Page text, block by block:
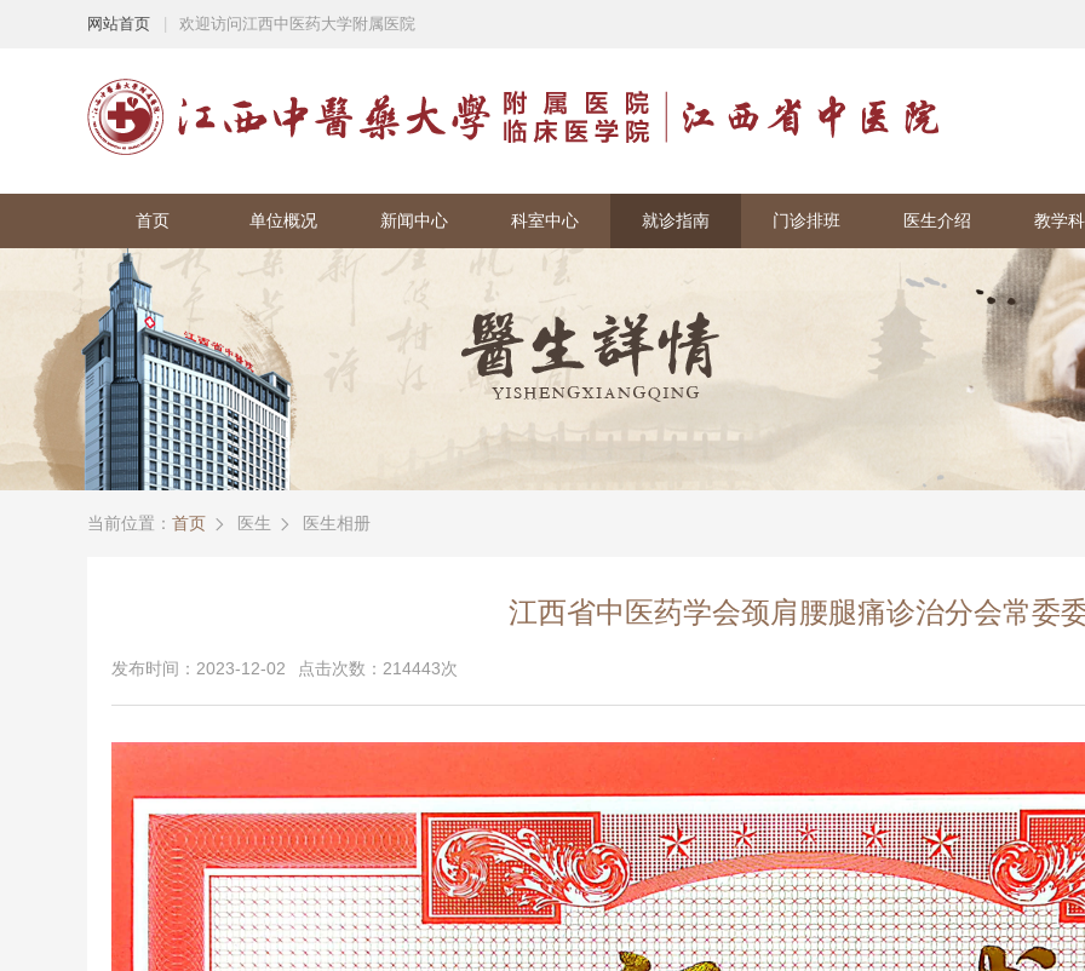
网站首页 欢迎访问江西中医药大学附属医院
首页 单位概况 新闻中心 科室中心 就诊指南 门诊排班 医生介绍 教学
当前位置： 首页  医生  医生相册
江西省中医药学会颈肩腰腿痛诊治分会常委
发布时间：2023-12-02 点击次数：214443次